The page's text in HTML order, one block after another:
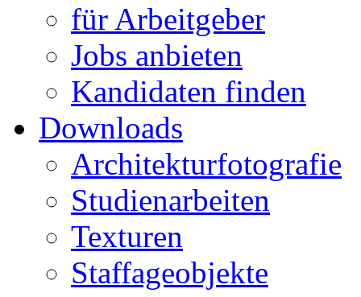
für Arbeitgeber
Jobs anbieten
Kandidaten finden
Downloads
Architekturfotografie
Studienarbeiten
Texturen
Staffageobjekte